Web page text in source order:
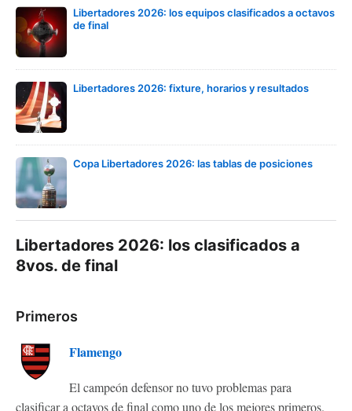
Libertadores 2026: los equipos clasificados a octavos
de final
Libertadores 2026: fixture, horarios y resultados
Copa Libertadores 2026: las tablas de posiciones
Libertadores 2026: los clasificados a
8vos. de final
Primeros
Flamengo
El campeón defensor no tuvo problemas para
clasificar a octavos de final como uno de los mejores primeros.